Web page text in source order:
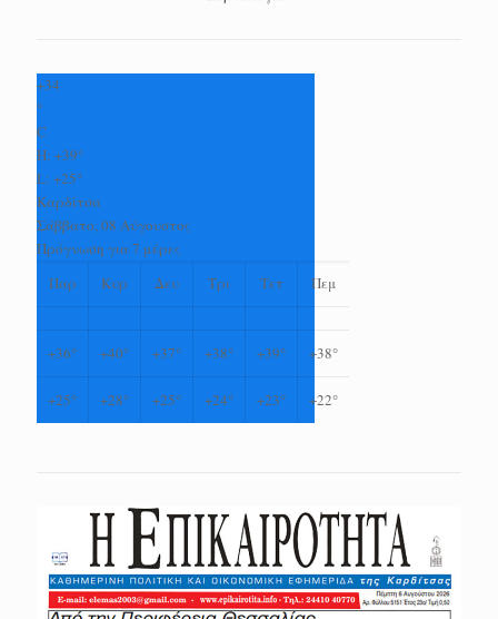
+34
°
C
H: +39°
L: +25°
Καρδίτσα
Σάββατο, 08 Αύγουστος
Πρόγνωση για 7 μέρες
Παρ
Κυρ Δευ Τρι Τετ Πεμ
+36° +40° +37° +38° +39° +38°
+25° +28° +25° +24° +23° +22°